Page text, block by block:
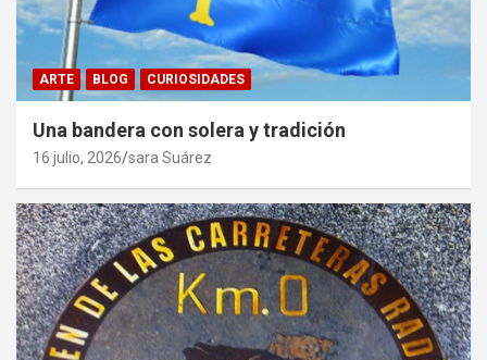
ARTE BLOG CURIOSIDADES
Una bandera con solera y tradición
16 julio, 2026 sara Suárez